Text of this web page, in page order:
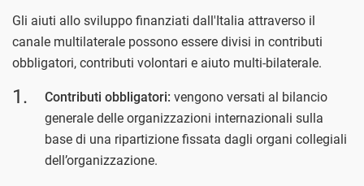
Gli aiuti allo sviluppo finanziati dall'Italia attraverso il
canale multilaterale possono essere divisi in contributi
obbligatori, contributi volontari e aiuto multi-bilaterale.
Contributi obbligatori: vengono versati al bilancio
generale delle organizzazioni internazionali sulla
base di una ripartizione fissata dagli organi collegiali
dell’organizzazione.